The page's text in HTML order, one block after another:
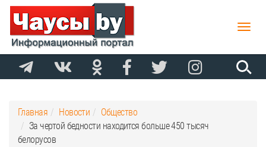
Toggle
Главная Новости
Общество
За чертой бедности находится больше 450 тысяч
белорусов